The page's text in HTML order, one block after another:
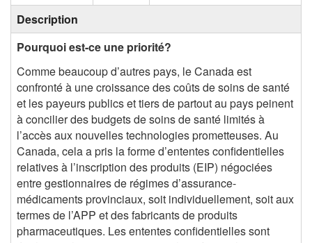
Description
Pourquoi est-ce une priorité?
Comme beaucoup d’autres pays, le Canada est
confronté à une croissance des coûts de soins de santé
et les payeurs publics et tiers de partout au pays peinent
à concilier des budgets de soins de santé limités à
l’accès aux nouvelles technologies prometteuses. Au
Canada, cela a pris la forme d’ententes confidentielles
relatives à l’inscription des produits (EIP) négociées
entre gestionnaires de régimes d’assurance-
médicaments provinciaux, soit individuellement, soit aux
termes de l’APP et des fabricants de produits
pharmaceutiques. Les ententes confidentielles sont